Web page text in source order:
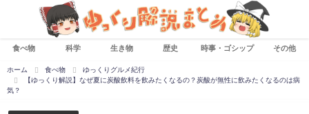
食べ物 科学 生き物 歴史 時事・ゴシップ その他
ホーム 食べ物
ゆっくりグルメ紀行
【ゆっくり解説】なぜ夏に炭酸飲料を飲みたくなるの？炭酸が無性に飲みたくなるのは病
気？